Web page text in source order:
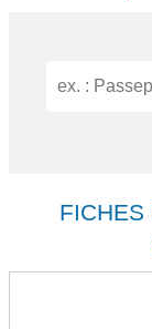
FICHES